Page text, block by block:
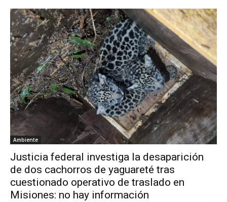
Ambiente
Justicia federal investiga la desaparición
de dos cachorros de yaguareté tras
cuestionado operativo de traslado en
Misiones: no hay información